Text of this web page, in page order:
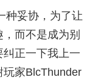
种妥协，为了让
而不是成为别
纠正一下我上一
家BlcThunder